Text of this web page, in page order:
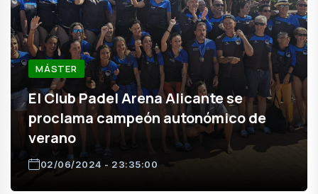
MÁSTER
El Club Padel Arena Alicante se
proclama campeón autonómico de
verano
02/06/2024 - 23:35:00